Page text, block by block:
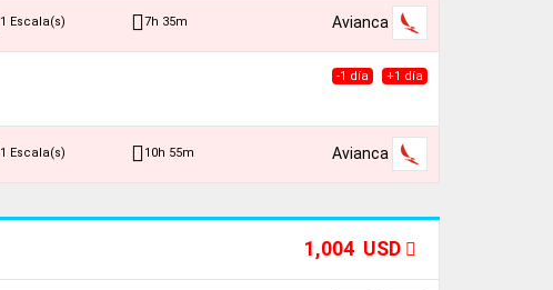
1 Escala(s) 7h 35m Avianca
-1 día +1 día
1 Escala(s) 10h 55m Avianca
1,004 USD